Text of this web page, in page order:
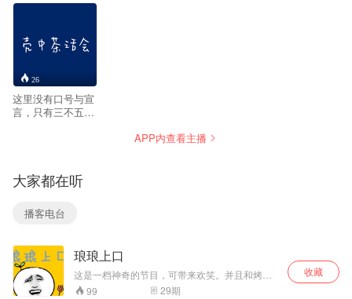
26
这里没有口号与宣
言，只有三不五时
生奇事与感悟的栏
目。 「闲话杂
谈」：讨论各类文
艺作品的栏目。
不同时刻发生对话
的栏目。
APP内查看主播
大家都在听
播客电台
琅琅上口
这是一档神奇的节目，可带来欢笑。并且和烤串
关东煮一样......让你开心
99 29期
收藏